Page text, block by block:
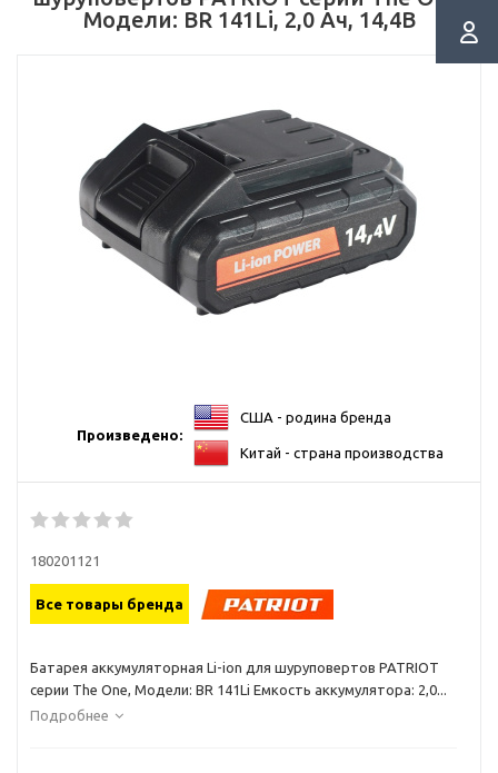
Модели: BR 141Li, 2,0 Ач, 14,4В
Произведено:
США - родина бренда
Китай - страна производства
180201121
Все товары бренда
Батарея аккумуляторная Li-ion для шуруповертов PATRIOT
серии The One, Модели: BR 141Li Емкость аккумулятора: 2,0...
Подробнее